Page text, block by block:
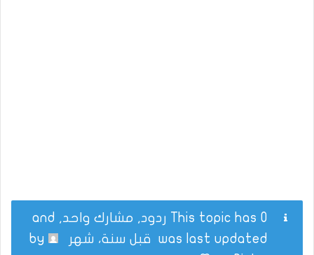
This topic has 0 ردود, مشارك واحد, and
was last updated قبل سنة، شهر